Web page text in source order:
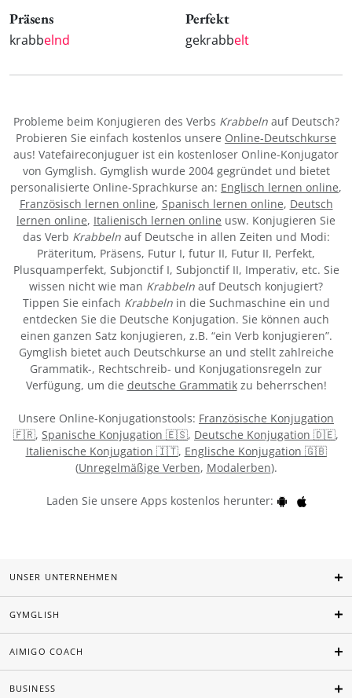
Präsens
krabbelnd
Perfekt
gekrabbelt
Probleme beim Konjugieren des Verbs Krabbelnauf Deutsch?
Probieren Sie einfach kostenlos unsere Online-Deutschkurse
aus! Vatefaireconjuguer ist ein kostenloser Online-Konjugator
von Gymglish. Gymglish wurde 2004 gegründet und bietet
personalisierte Online-Sprachkurse an: Englisch lernen online,
Französisch lernen online, Spanisch lernen online, Deutsch
lernen online, Italienisch lernen online usw. Konjugieren Sie
das Verb Krabbelnauf Deutsche in allen Zeiten und Modi:
Präteritum, Präsens, Futur I, futur II, Futur II, Perfekt,
Plusquamperfekt, Subjonctif I, Subjonctif II, Imperativ, etc. Sie
wissen nicht wie man Krabbeln auf Deutsch konjugiert?
Tippen Sie einfach Krabbelnin die Suchmaschine ein und
entdecken Sie die Deutsche Konjugation. Sie können auch
einen ganzen Satz konjugieren, z.B. “ein Verb konjugieren”.
Gymglish bietet auch Deutschkurse an und stellt zahlreiche
Grammatik-, Rechtschreib- und Konjugationsregeln zur
Verfügung, um die deutsche Grammatikzu beherrschen!
Unsere Online-Konjugationstools: Französische Konjugation
🇫🇷, Spanische Konjugation 🇪🇸, Deutsche Konjugation 🇩🇪,
Italienische Konjugation 🇮🇹, Englische Konjugation 🇬🇧
(Unregelmäßige Verben, Modalerben).
Laden Sie unsere Apps kostenlos herunter:
UNSER UNTERNEHMEN
GYMGLISH
AIMIGO COACH
BUSINESS